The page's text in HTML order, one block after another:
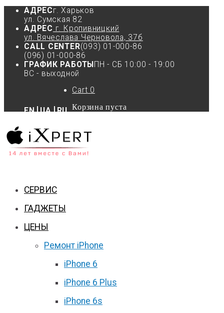
АДРЕСг. Харьков
ул. Сумская 82
АДРЕС г. Кропивницкий
ул. Вячеслава Черновола, 37б
CALL CENTER(093) 01-000-86
(096) 01-000-86
ГРАФИК РАБОТЫ ПН - СБ 10:00 - 19:00
ВС - выходной
EN UA RU
Cart 0
Корзина пуста
СЕРВИС
ГАДЖЕТЫ
ЦЕНЫ
Ремонт iPhone
iPhone 6
iPhone 6 Plus
iPhone 6s